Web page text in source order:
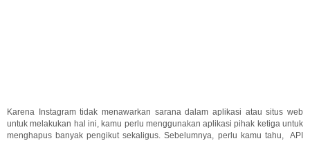
Karena Instagram tidak menawarkan sarana dalam aplikasi atau situs web
untuk melakukan hal ini, kamu perlu menggunakan aplikasi pihak ketiga untuk
menghapus banyak pengikut sekaligus. Sebelumnya, perlu kamu tahu, API